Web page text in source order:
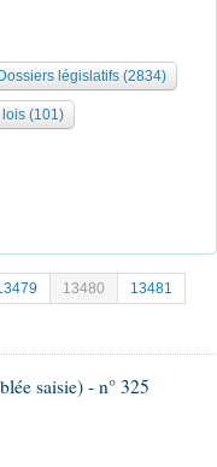
Dossiers législatifs (2834)
lois (101)
13480
13481
saisie) - n° 325